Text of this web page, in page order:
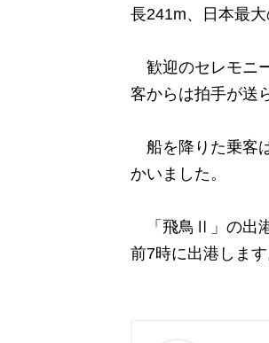
長241m、日本最大
歓迎のセレモニ
客からは拍手が送
船を降りた乗客
かいました。
「飛鳥Ⅱ」の出港
前7時に出港します